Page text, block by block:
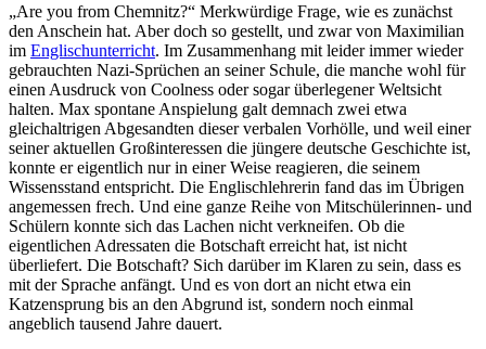
„Are you from Chemnitz?“ Merkwürdige Frage, wie es zunächst
den Anschein hat. Aber doch so gestellt, und zwar von Maximilian
im Englischunterricht. Im Zusammenhang mit leider immer wieder
gebrauchten Nazi-Sprüchen an seiner Schule, die manche wohl für
einen Ausdruck von Coolness oder sogar überlegener Weltsicht
halten. Max spontane Anspielung galt demnach zwei etwa
gleichaltrigen Abgesandten dieser verbalen Vorhölle, und weil einer
seiner aktuellen Großinteressen die jüngere deutsche Geschichte ist,
konnte er eigentlich nur in einer Weise reagieren, die seinem
Wissensstand entspricht. Die Englischlehrerin fand das im Übrigen
angemessen frech. Und eine ganze Reihe von Mitschülerinnen- und
Schülern konnte sich das Lachen nicht verkneifen. Ob die
eigentlichen Adressaten die Botschaft erreicht hat, ist nicht
überliefert. Die Botschaft? Sich darüber im Klaren zu sein, dass es
mit der Sprache anfängt. Und es von dort an nicht etwa ein
Katzensprung bis an den Abgrund ist, sondern noch einmal
angeblich tausend Jahre dauert.